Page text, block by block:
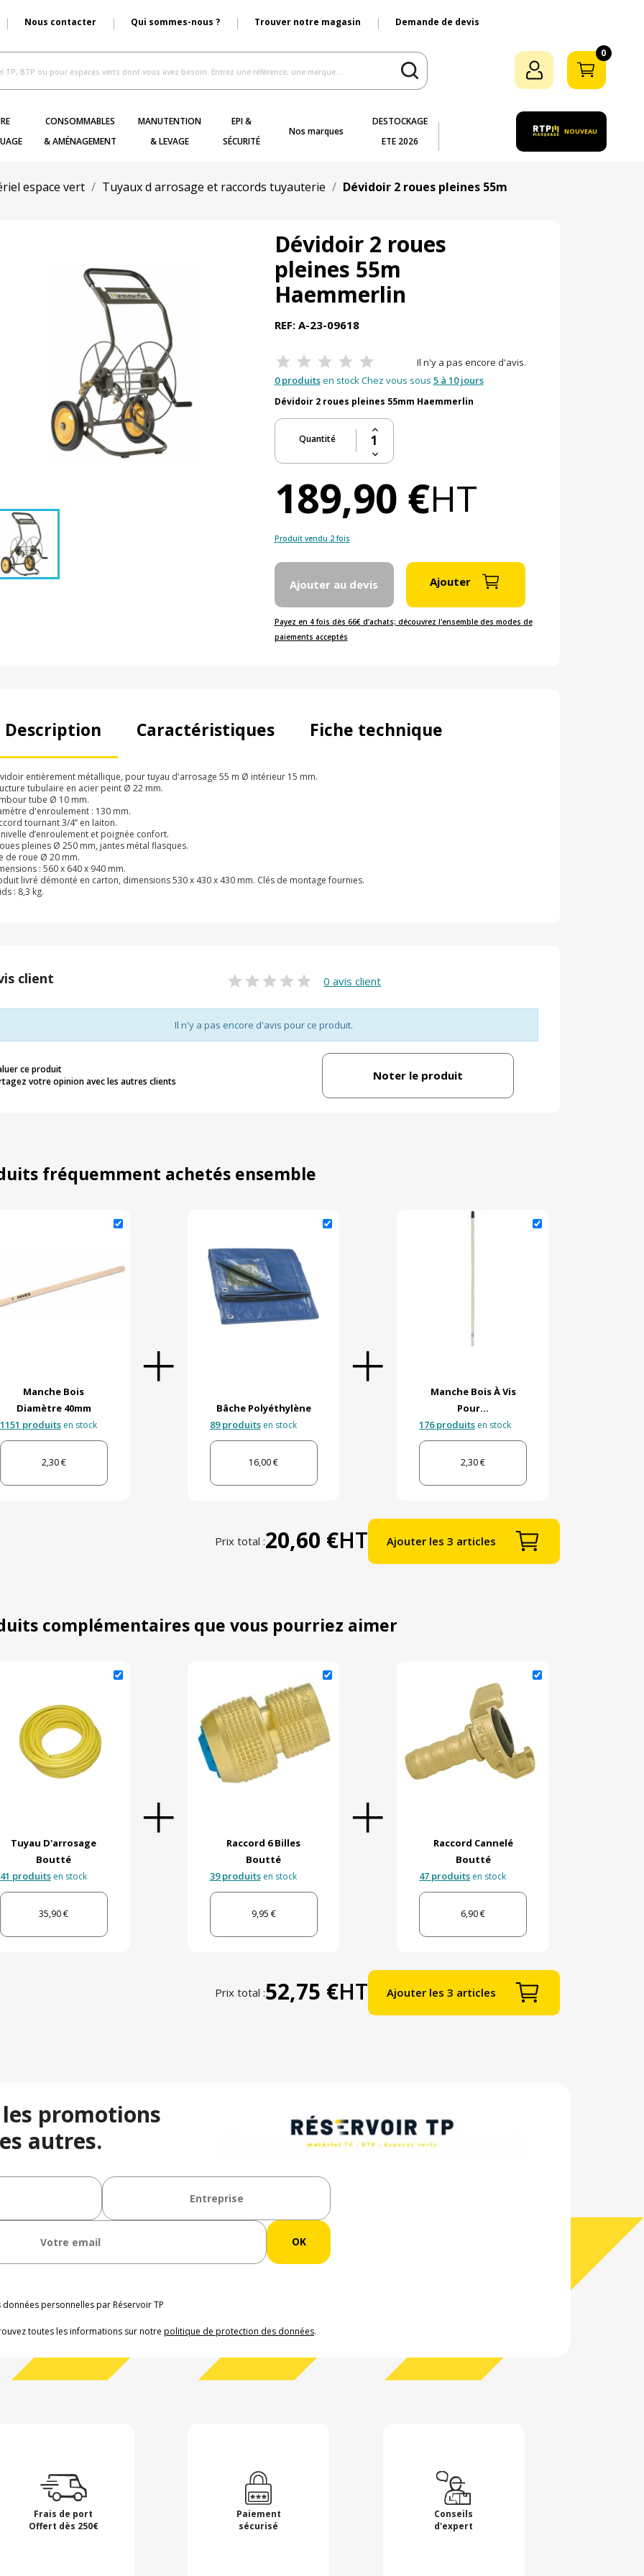
Nous contacter Qui sommes-nous ? Trouver notre magasin Demande de devis
0
CONSOMMABLES
& AMÉNAGEMENT
MANUTENTION
& LEVAGE
EPI &
SÉCURITÉ
Nos marques
DESTOCKAGE
ETE 2026
NOUVEAU
espace vert Tuyaux d arrosage et raccords tuyauterie Dévidoir 2 roues pleines 55m
Dévidoir 2 roues
pleines 55m
Haemmerlin
REF: A-23-09618
Il n'y a pas encore d'avis.
0 produitsen stock Chez vous sous 5 à 10 jours
Dévidoir 2 roues pleines 55mm Haemmerlin
Quantité
189,90 €HT
Produit vendu 2 fois
Ajouter au devis Ajouter
Payez en 4 fois dès 66€ d’achats; découvrez l'ensemble des modes de
paiements acceptés
Description Caractéristiques Fiche technique
entièrement métallique, pour tuyau d'arrosage 55 m Ø intérieur 15 mm.
tubulaire en acier peint Ø 22 mm.
tube Ø 10 mm.
d'enroulement : 130 mm.
tournant 3/4’’ en laiton.
d’enroulement et poignée confort.
pleines Ø 250 mm, jantes métal flasques.
de roue Ø 20 mm.
: 560 x 640 x 940 mm.
livré démonté en carton, dimensions 530 x 430 x 430 mm. Clés de montage fournies.
: 8,3 kg.
client 0 avis client
Il n'y a pas encore d'avis pour ce produit.
ce produit
votre opinion avec les autres clients
Noter le produit
fréquemment achetés ensemble
Manche Bois
Diamètre 40mm
1151 produitsen stock
2,30 €
Bâche Polyéthylène
89 produitsen stock
16,00 €
Manche Bois À Vis
Pour...
176 produits en stock
2,30 €
Prix total :20,60 €HT Ajouter les 3 articles
complémentaires que vous pourriez aimer
Tuyau D'arrosage
Boutté
41 produitsen stock
35,90 €
Raccord 6 Billes
Boutté
39 produitsen stock
9,95 €
Raccord Cannelé
Boutté
47 produits en stock
6,90 €
Prix total :52,75 €HT Ajouter les 3 articles
promotions
autres.
personnelles par Réservoir TP
toutes les informations sur notre politique de protection des données.
Frais de port
Offert dès 250€
Paiement
sécurisé
Conseils
d'expert